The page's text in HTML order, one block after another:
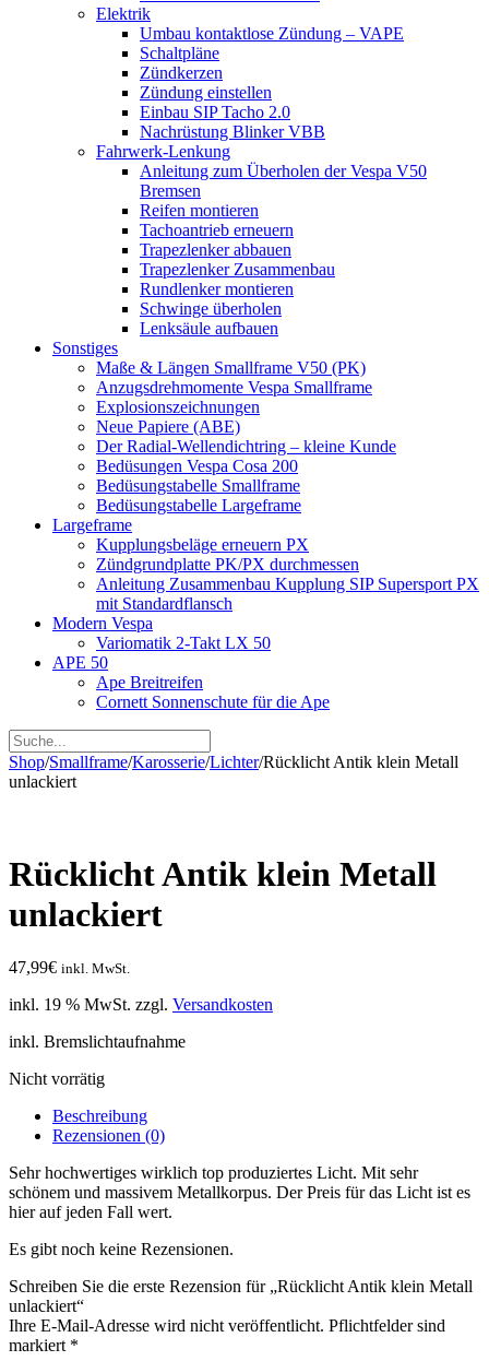
Elektrik
Umbau kontaktlose Zündung – VAPE
Schaltpläne
Zündkerzen
Zündung einstellen
Einbau SIP Tacho 2.0
Nachrüstung Blinker VBB
Fahrwerk-Lenkung
Anleitung zum Überholen der Vespa V50
Bremsen
Reifen montieren
Tachoantrieb erneuern
Trapezlenker abbauen
Trapezlenker Zusammenbau
Rundlenker montieren
Schwinge überholen
Lenksäule aufbauen
Sonstiges
Maße & Längen Smallframe V50 (PK)
Anzugsdrehmomente Vespa Smallframe
Explosionszeichnungen
Neue Papiere (ABE)
Der Radial-Wellendichtring – kleine Kunde
Bedüsungen Vespa Cosa 200
Bedüsungstabelle Smallframe
Bedüsungstabelle Largeframe
Largeframe
Kupplungsbeläge erneuern PX
Zündgrundplatte PK/PX durchmessen
Anleitung Zusammenbau Kupplung SIP Supersport PX
mit Standardflansch
Modern Vespa
Variomatik 2-Takt LX 50
APE 50
Ape Breitreifen
Cornett Sonnenschute für die Ape
Shop/Smallframe/Karosserie/Lichter/Rücklicht Antik klein Metall
unlackiert
Rücklicht Antik klein Metall
unlackiert
47,99€ inkl. MwSt.
inkl. 19 % MwSt. zzgl. Versandkosten
inkl. Bremslichtaufnahme
Nicht vorrätig
Beschreibung
Rezensionen (0)
Sehr hochwertiges wirklich top produziertes Licht. Mit sehr
schönem und massivem Metallkorpus. Der Preis für das Licht ist es
hier auf jeden Fall wert.
Es gibt noch keine Rezensionen.
Schreiben Sie die erste Rezension für „Rücklicht Antik klein Metall
unlackiert“
Ihre E-Mail-Adresse wird nicht veröffentlicht. Pflichtfelder sind
markiert *